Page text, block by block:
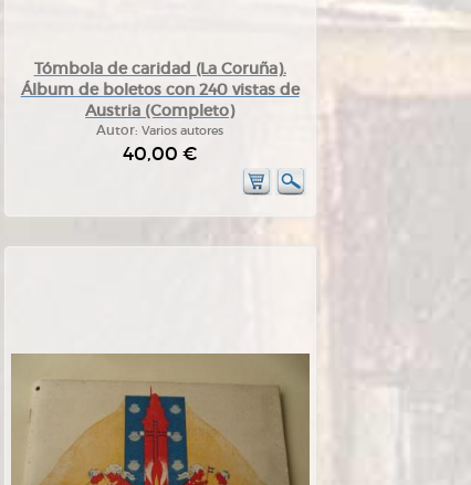
Tómbola de caridad (La Coruña).
Álbum de boletos con 240 vistas de
Austria (Completo)
Autor:Varios autores
40,00 €